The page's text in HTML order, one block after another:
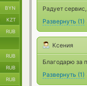
Радует
Развернуть (1)
Ксения
Благодарю за
Развернуть (1)
BYN
KZT
RUB
RUB
RUB
RUB